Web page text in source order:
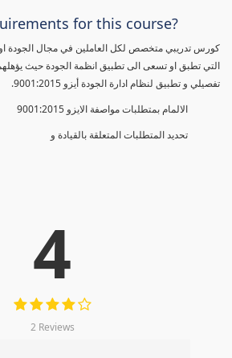
for this course?
كورس تدريبي متخصص لكل العاملين في مجال الجودة
التي تطبق او تسعى الى تطبيق انظمة الجودة حيث يؤهلهم
تفصيلي و تطبيق لنظام ادارة الجودة أيزو 9001:2015.
الالمام بمتطلبات مواصفة الايزو 9001:2015
تحديد المتطلبات المتعلقة بالقيادة و
4
2 Reviews